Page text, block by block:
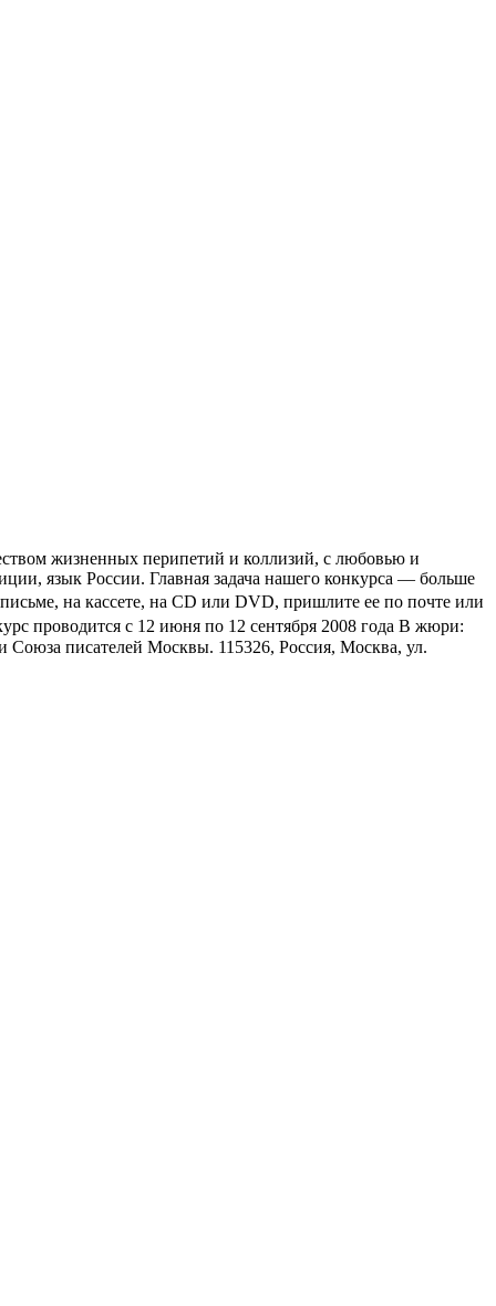
жизненных перипетий и коллизий, с любовью и
язык России. Главная задача нашего конкурса — больше
на кассете, на CD или DVD, пришлите ее по почте или
проводится с 12 июня по 12 сентября 2008 года В жюри:
Союза писателей Москвы. 115326, Россия, Москва, ул.